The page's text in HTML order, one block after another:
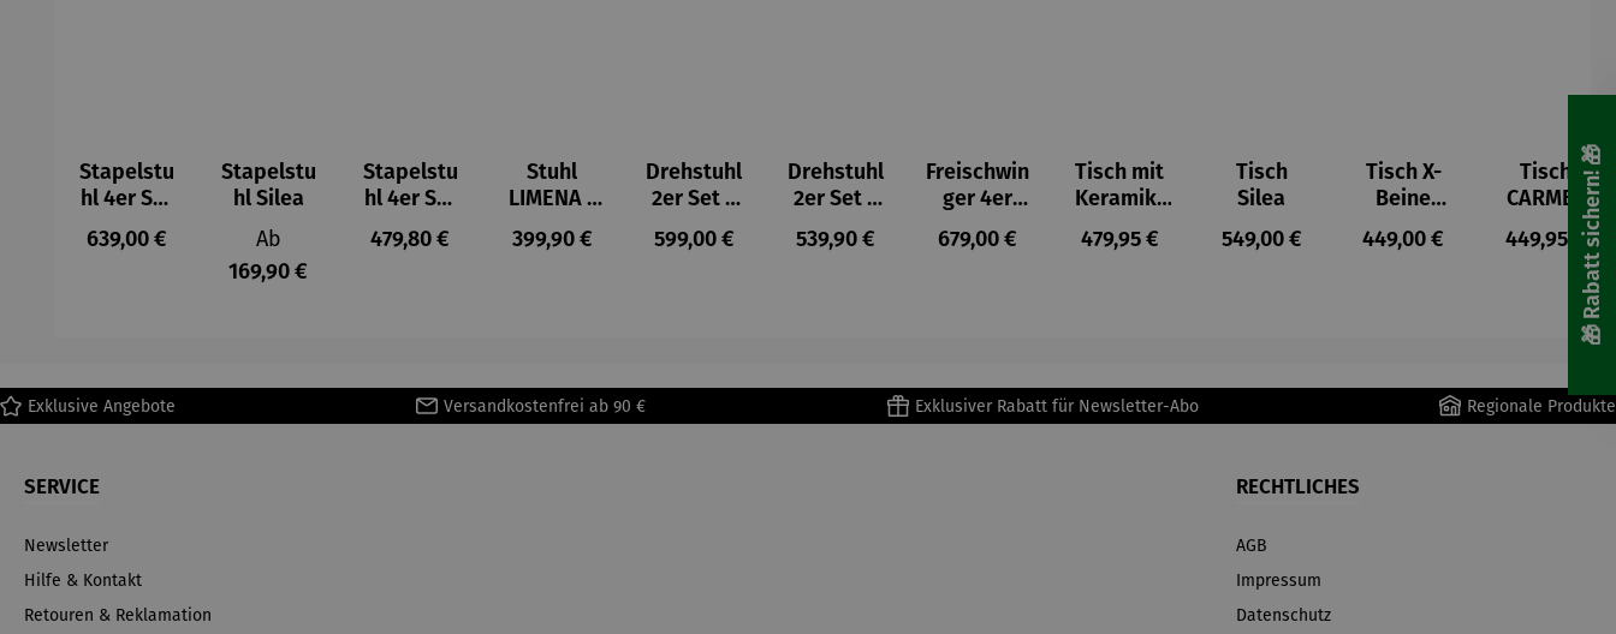
Stapelstu
hl 4er Set
– Covina
Regulärer Preis:
639,00 €
Stapelstu
hl Silea
Regulärer Preis:
Ab
169,90 €
Stapelstu
hl 4er Set
– Carmel
Regulärer Preis:
479,80 €
Stuhl
LIMENA -
2er Set
Regulärer Preis:
399,90 €
Drehstuhl
2er Set –
Zevio
Regulärer Preis:
599,00 €
Drehstuhl
2er Set –
Adria
Regulärer Preis:
539,90 €
Freischwin
ger 4er
Set –
Covina
Regulärer Preis:
679,00 €
Tisch mit
Keramik-
Tischplatt
e Rana
Regulärer Preis:
479,95 €
Tisch
Silea
Regulärer Preis:
549,00 €
Tisch X-
Beine
Silea
Regulärer Preis:
449,00 €
Tisch
CARMEL
Regulärer
449,95 €
Exklusive Angebote Versandkostenfrei ab 90 € Exklusiver Rabatt für Newsletter-Abo Regionale Produkte
SERVICE
Newsletter
Hilfe & Kontakt
Retouren & Reklamation
RECHTLICHES
AGB
Impressum
Datenschutz
🎁 Rabatt sichern! 🎁